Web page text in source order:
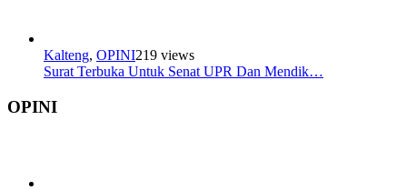
Kalteng, OPINI219 views
Surat Terbuka Untuk Senat UPR Dan Mendik…
OPINI